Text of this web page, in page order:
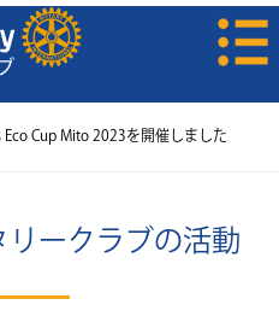
Eco Cup Mito 2023を開催しました
ークラブの活動